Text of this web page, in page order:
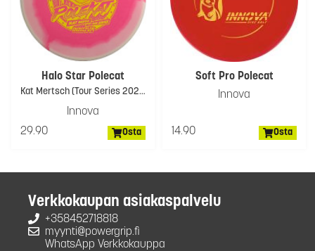
Halo Star Polecat
Kat Mertsch (Tour Series 2024)
Innova
29.90
Osta
Soft Pro Polecat
Innova
14.90 Osta
Verkkokaupan asiakaspalvelu
+358452718818
myynti@powergrip.fi
WhatsApp Verkkokauppa